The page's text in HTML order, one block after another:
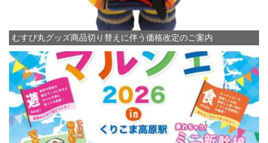
むすび丸グッズ商品切り替えに伴う価格改定のご案内